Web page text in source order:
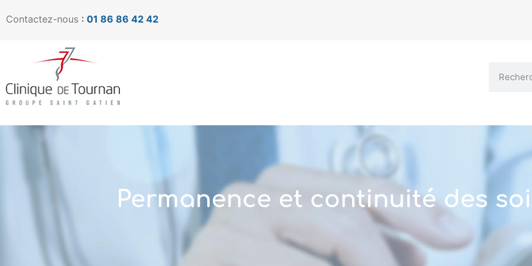
Contactez-nous : 01 86 86 42 42
Permanence et continuité des